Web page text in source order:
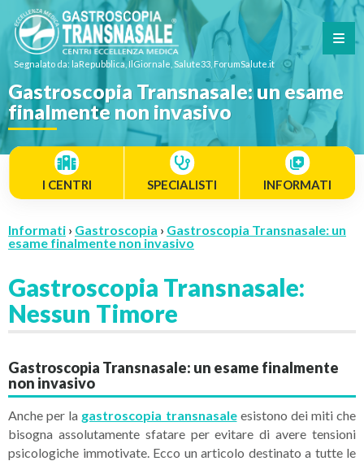
Segnalato da: laRepubblica, IlGiornale, Salute33, ForumSalute.it
Gastroscopia Transnasale: un esame
finalmente non invasivo
I CENTRI SPECIALISTI INFORMATI
Informati › Gastroscopia › Gastroscopia Transnasale: un
esame finalmente non invasivo
Gastroscopia Transnasale:
Nessun Timore
Gastroscopia Transnasale: un esame finalmente
non invasivo
Anche per la gastroscopia transnasaleesistono dei miti che
bisogna assolutamente sfatare per evitare di avere tensioni
psicologiche immotivate. Ecco un articolo destinato a tutte le